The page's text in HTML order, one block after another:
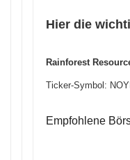
Hier die
Rainforest
Ticker-Symbol:
Empfohlene